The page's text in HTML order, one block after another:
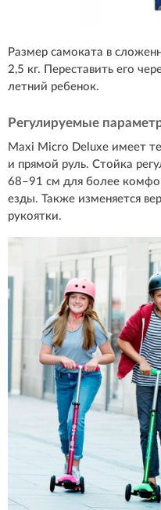
Размер самоката в
2,5 кг. Переставить его
летний ребенок.
Регулируемые
Maxi Micro Deluxe имеет
и прямой руль. Стойка
68–91 см для более
езды. Также изменяется
рукоятки.